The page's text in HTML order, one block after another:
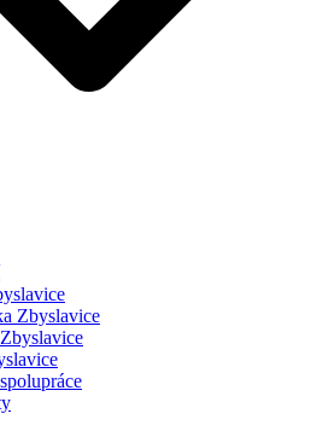
Zbyslavice